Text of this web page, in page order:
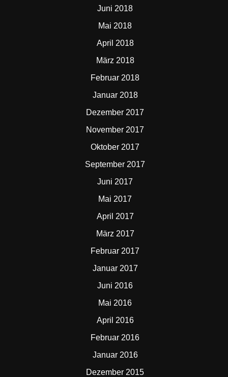
Juni 2018
Mai 2018
April 2018
März 2018
Februar 2018
Januar 2018
Dezember 2017
November 2017
Oktober 2017
September 2017
Juni 2017
Mai 2017
April 2017
März 2017
Februar 2017
Januar 2017
Juni 2016
Mai 2016
April 2016
Februar 2016
Januar 2016
Dezember 2015